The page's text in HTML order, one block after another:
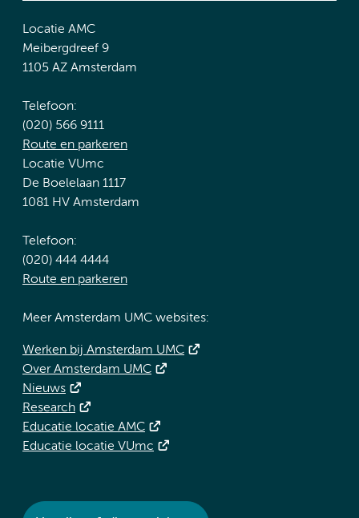
Locatie AMC
Meibergdreef 9
1105 AZ Amsterdam
Telefoon:
(020) 566 9111
Route en parkeren
Locatie VUmc
De Boelelaan 1117
1081 HV Amsterdam
Telefoon:
(020) 444 4444
Route en parkeren
Meer Amsterdam UMC websites:
Werken bij Amsterdam UMC
Over Amsterdam UMC
Nieuws
Research
Educatie locatie AMC
Educatie locatie VUmc